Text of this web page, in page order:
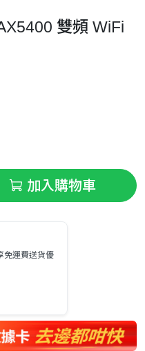
雙頻 WiFi
加入購物車
免運費送貨優